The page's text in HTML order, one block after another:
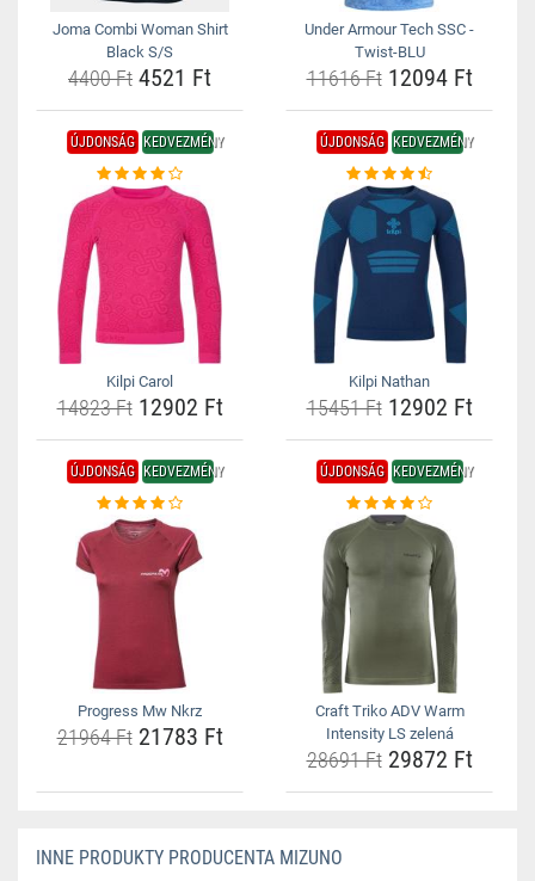
Joma Combi Woman Shirt
Black S/S
4400 Ft 4521 Ft
Under Armour Tech SSC -
Twist-BLU
11616 Ft12094 Ft
ÚJDONSÁG KEDVEZMÉNY
Kilpi Carol
14823 Ft12902 Ft
ÚJDONSÁG KEDVEZMÉNY
Kilpi Nathan
15451 Ft12902 Ft
ÚJDONSÁG KEDVEZMÉNY
Progress Mw Nkrz
21964 Ft21783 Ft
ÚJDONSÁG KEDVEZMÉNY
Craft Triko ADV Warm
Intensity LS zelená
28691 Ft29872 Ft
INNE PRODUKTY PRODUCENTA MIZUNO